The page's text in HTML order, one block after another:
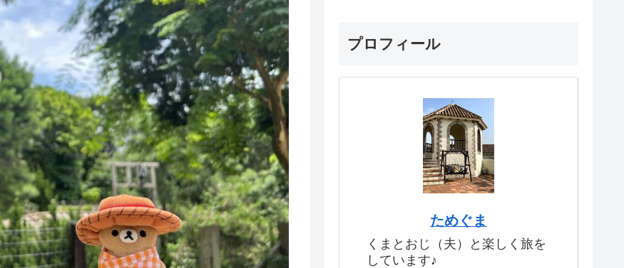
プロフィール
ためぐま
くまとおじ（夫）と楽しく旅を
しています♪